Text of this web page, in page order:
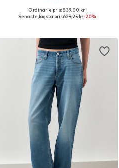
Tillgänglig i många storlekar
Ordinarie pris: 839,00 kr
Senaste lägsta pris:629,25 kr-20%